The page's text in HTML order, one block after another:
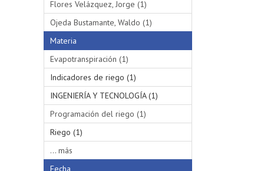
Flores Velázquez, Jorge (1)
Ojeda Bustamante, Waldo (1)
Materia
Evapotranspiración (1)
Indicadores de riego (1)
INGENIERÍA Y TECNOLOGÍA (1)
Programación del riego (1)
Riego (1)
... más
Fecha